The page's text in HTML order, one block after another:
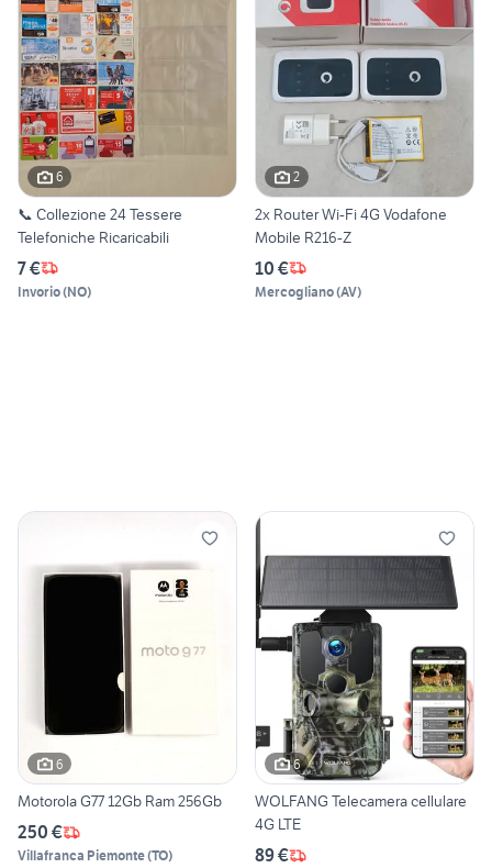
6
📞 Collezione 24 Tessere
Telefoniche Ricaricabili
7 €
Invorio(NO)
2
2x Router Wi-Fi 4G Vodafone
Mobile R216-Z
10 €
Mercogliano(AV)
6
Motorola G77 12Gb Ram 256Gb
250 €
Villafranca Piemonte(TO)
6
WOLFANG Telecamera cellulare
4G LTE
89 €